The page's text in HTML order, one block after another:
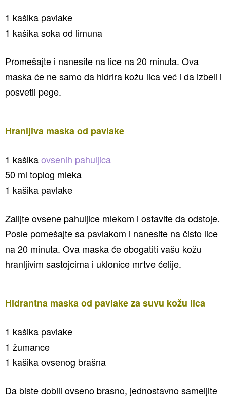
1 kašika pavlake
1 kašika soka od limuna
Promešajte i nanesite na lice na 20 minuta. Ova
maska će ne samo da hidrira kožu lica već i da izbeli i
posvetli pege.
Hranljiva maska od pavlake
1 kašikaovsenih pahuljica
50 ml toplog mleka
1 kašika pavlake
Zalijte ovsene pahuljice mlekom i ostavite da odstoje.
Posle pomešajte sa pavlakom i nanesite na čisto lice
na 20 minuta. Ova maska će obogatiti vašu kožu
hranljivim sastojcima i uklonice mrtve ćelije.
Hidrantna maska od pavlake za suvu kožu lica
1 kašika pavlake
1 žumance
1 kašika ovsenog brašna
Da biste dobili ovseno brasno, jednostavno sameljite